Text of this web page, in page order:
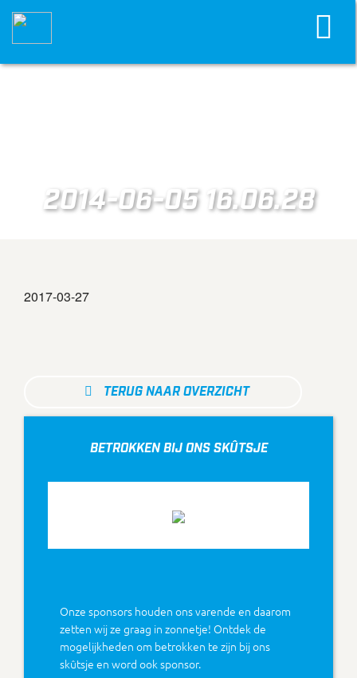
2014-06-05 16.06.28
2017-03-27
TERUG NAAR OVERZICHT
BETROKKEN BIJ ONS SKÛTSJE
Onze sponsors houden ons varende en daarom
zetten wij ze graag in zonnetje! Ontdek de
mogelijkheden om betrokken te zijn bij ons
skûtsje en word ook sponsor.